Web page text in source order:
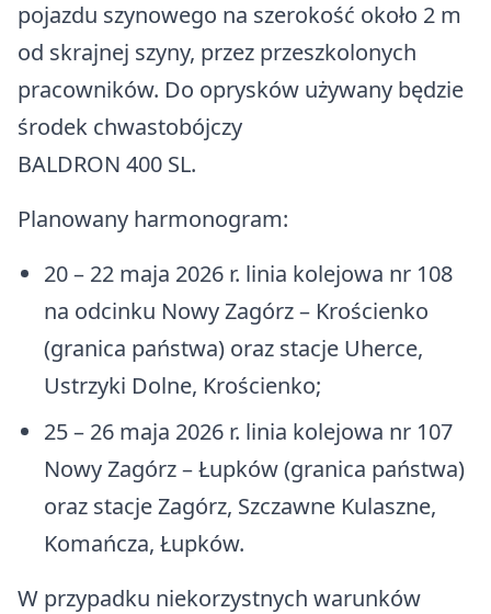
Organizacje pozarządowe
Stowarzyszenia
LGD Nasze Bieszczady
Gospodarka komunalna (GPGK)
Pomoc społeczna
Gdzie i w jakim terminie uiszczać
opłatę za śmieci
Ile płacić za śmieci
ją zmienić
Kompostownik przydomowy
Zasady Funkcjonowania PSZOK-u
Analiza stanu Gospodarki
Odpadami Komonualnymi
Piątka za segregację
Opróżnianie zbiorników
Konta bankowe
Godziny Otwarcia Urzędu Gminy
Struktura Organizacyjna
Ważne dane, telefony i adresy
Zimowe utrzymanie dróg
Telefony alarmowe
Tabela sygnałów alarmowych
Alert RCB
Regionalny System Ostrzegania
Komunikaty meteorologiczne
Informatory dla ludności
Koronawirus
Wodospad w Dołżycy
Kościół parafialny obrządku
łacińskiego w Komańczy
Najświętszej Rodziny z Nazaretu w
Komańczy
Jeziorka Duszatyńskie
Źródełko Radoszyce
Cyfrowa rekonstrukcja 3D
nieistniejącej obecnie cerkwi pod
wezwaniem Michała Archanioła w
Łupkowie
pojazdu szynowego na szerokość około 2 m
od skrajnej szyny, przez przeszkolonych
pracowników. Do oprysków używany będzie
środek chwastobójczy
BALDRON 400 SL.
Planowany harmonogram:
20 – 22 maja 2026 r. linia kolejowa nr 108
na odcinku Nowy Zagórz – Krościenko
(granica państwa) oraz stacje Uherce,
Ustrzyki Dolne, Krościenko;
25 – 26 maja 2026 r. linia kolejowa nr 107
Nowy Zagórz – Łupków (granica państwa)
oraz stacje Zagórz, Szczawne Kulaszne,
Komańcza, Łupków.
W przypadku niekorzystnych warunków